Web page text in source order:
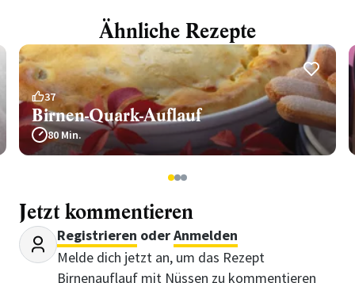
Ähnliche Rezepte
37
Birnen-Quark-Auflauf
80 Min.
123
Jetzt kommentieren
Registrieren oderAnmelden
Melde dich jetzt an, um das Rezept
Birnenauflauf mit Nüssen zu kommentieren